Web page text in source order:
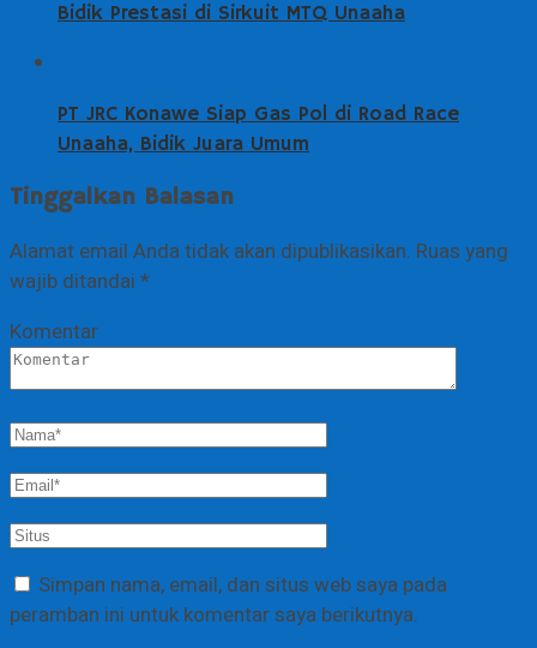
Bidik Prestasi di Sirkuit MTQ Unaaha
PT JRC Konawe Siap Gas Pol di Road Race
Unaaha, Bidik Juara Umum
Tinggalkan Balasan
Alamat email Anda tidak akan dipublikasikan. Ruas yang
wajib ditandai *
Komentar
Simpan nama, email, dan situs web saya pada
peramban ini untuk komentar saya berikutnya.